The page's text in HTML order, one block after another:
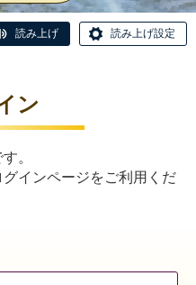
読み上げ 読み上げ設定
ン
。
インページをご利用くだ